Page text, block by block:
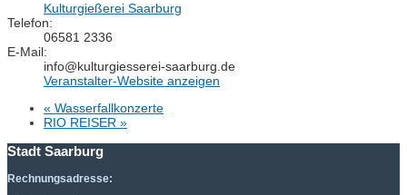
Kulturgießerei Saarburg
Telefon:
06581 2336
E-Mail:
info@kulturgiesserei-saarburg.de
Veranstalter-Website anzeigen
« Wasserfallkonzerte
RIO REISER »
Stadt Saarburg
Rechnungsadresse: